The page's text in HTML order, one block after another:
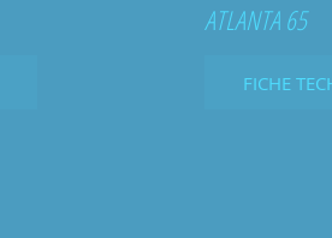
ATLANTA 65
FICHE